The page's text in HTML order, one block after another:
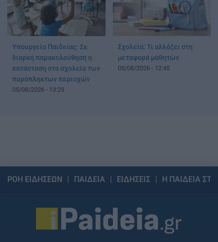
Υπουργείο Παιδείας: Σε
διαρκή παρακολούθηση η
κατάσταση στα σχολεία των
πυρόπληκτων περιοχών
05/08/2026 - 13:29
Σχολεία: Τι αλλάζει στη
μεταφορά μαθητών
05/08/2026 - 12:45
ΡΟΗ ΕΙΔΗΣΕΩΝ ΠΑΙΔΕΙΑ ΕΙΔΗΣΕΙΣ Η ΠΑΙΔΕΙΑ